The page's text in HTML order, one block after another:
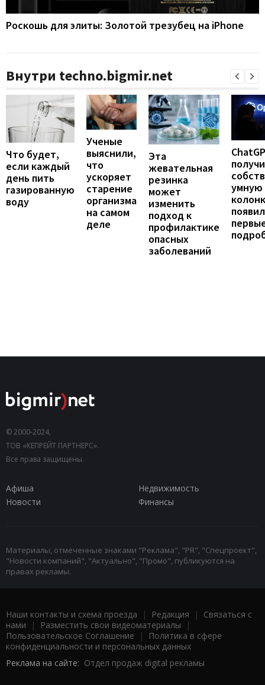
Роскошь для элиты: Золотой трезубец на iPhone
Внутри techno.bigmir.net
Что будет,
если каждый
день пить
газированную
воду
Ученые
выяснили,
что
ускоряет
старение
организма
на самом
деле
Эта
жевательная
резинка
может
изменить
подход к
профилактике
опасных
заболеваний
умную
© 2000-2024,
ТОВ «КЕПРЕЙТ ПАРТНЕРС».
Все права защищены.
Афиша
Недвижимость
Новости
Финансы
Материалы, отмеченные знаками "Реклама", "PR", "Спецпроект",
"Новости компаний", "Актуально", "Промо", публикуются на
правах рекламы.
Наши контакты и схема проезда | Редакция | Связаться с
нами | Разместить свои видеоматериалы |
Пользовательское Соглашение |
Политика в сфере
конфиденциальности и персональных данных
Реклама на сайте: Отдел продаж digital рекламы